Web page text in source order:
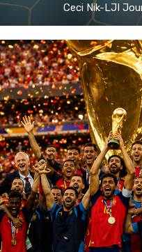
Ceci Nik-LJI